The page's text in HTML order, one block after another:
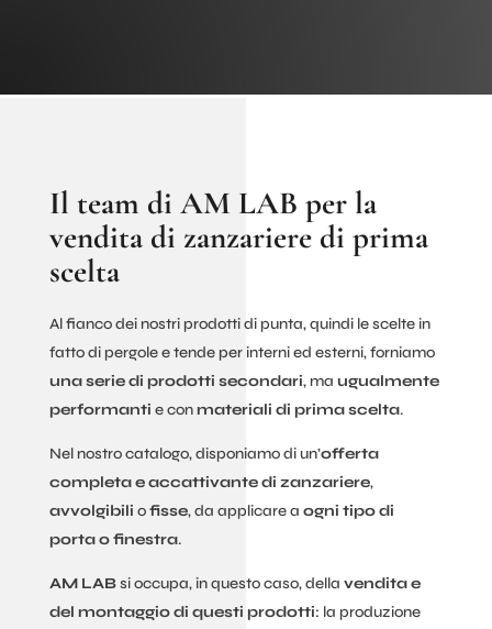
Il team di AM LAB per la
vendita di zanzariere di prima
scelta
Al fianco dei nostri prodotti di punta, quindi le scelte in
fatto di pergole e tende per interni ed esterni, forniamo
una serie di prodotti secondari, ma ugualmente
performanti e conmateriali di prima scelta.
Nel nostro catalogo, disponiamo di un’offerta
completa e accattivante di zanzariere,
avvolgibili ofisse, da applicare a ogni tipo di
porta o finestra.
AM LABsi occupa, in questo caso, della vendita e
del montaggio di questi prodotti: la produzione